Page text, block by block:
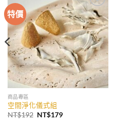
特價
加入
收藏
商品專區
空間淨化儀式組
NT$192 原
NT$179目